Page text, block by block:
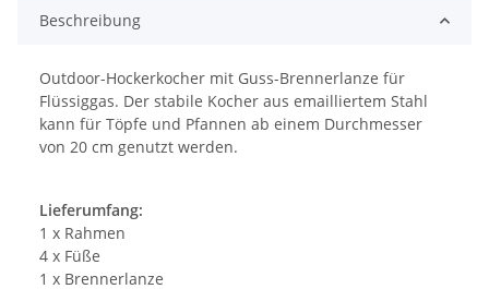
Beschreibung
Outdoor-Hockerkocher mit Guss-Brennerlanze für
Flüssiggas. Der stabile Kocher aus emailliertem Stahl
kann für Töpfe und Pfannen ab einem Durchmesser
von 20 cm genutzt werden.
Lieferumfang:
1 x Rahmen
4 x Füße
1 x Brennerlanze